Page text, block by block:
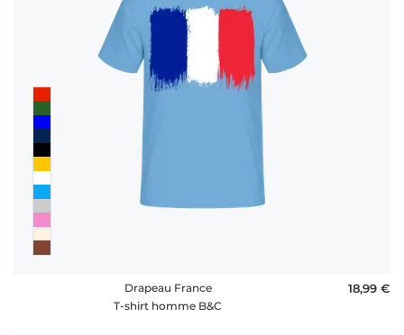
Drapeau France
T-shirt homme B&C
18,99 €